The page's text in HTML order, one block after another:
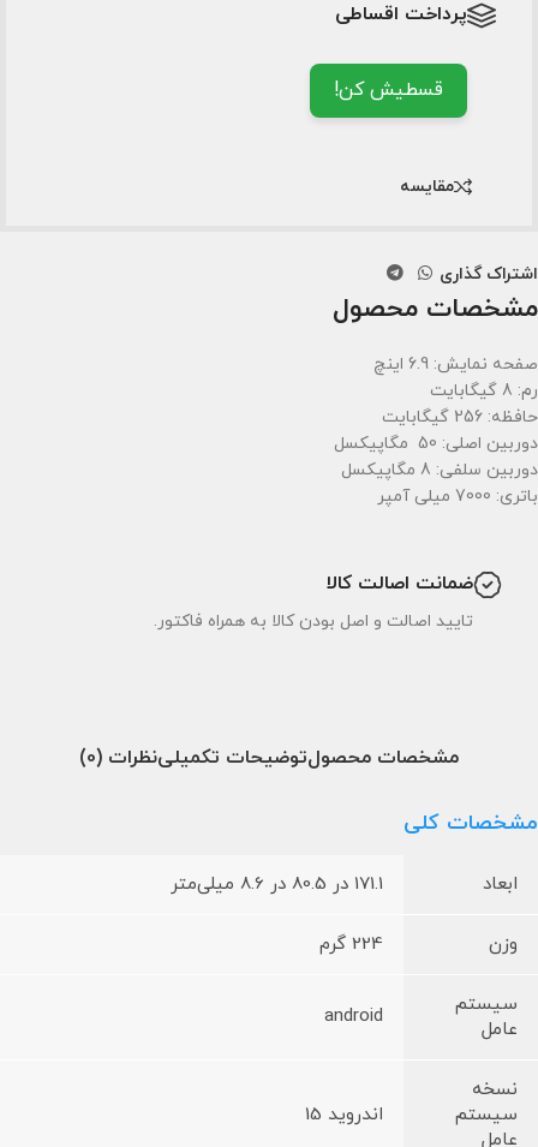
پرداخت اقساطی
قسطیش کن!
مقایسه
اشتراک گذاری
مشخصات محصول
صفحه نمایش: 6.9 اینچ
رم: 8 گیگابایت
حافظه: 256 گیگابایت
دوربین اصلی: 50 مگاپیکسل
دوربین سلفی: 8 مگاپیکسل
باتری: 7000 میلی آمپر
ضمانت اصالت کالا
تایید اصالت و اصل بودن کالا به همراه فاکتور.
مشخصات محصولتوضیحات تکمیلینظرات (0)
مشخصات کلی
ابعاد 171.1 در 80.5 در 8.6 میلی‌متر
وزن 224 گرم
سیستم
عامل
android
نسخه
سیستم
عامل
اندروید 15